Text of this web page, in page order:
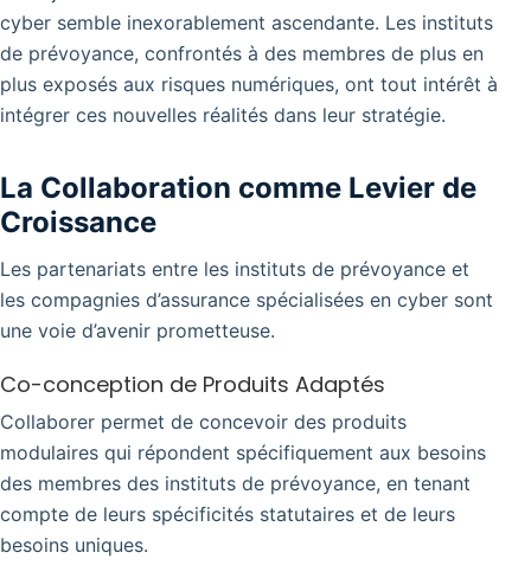
cyber semble inexorablement ascendante. Les instituts
de prévoyance, confrontés à des membres de plus en
plus exposés aux risques numériques, ont tout intérêt à
intégrer ces nouvelles réalités dans leur stratégie.
La Collaboration comme Levier de
Croissance
Les partenariats entre les instituts de prévoyance et
les compagnies d’assurance spécialisées en cyber sont
une voie d’avenir prometteuse.
Co-conception de Produits Adaptés
Collaborer permet de concevoir des produits
modulaires qui répondent spécifiquement aux besoins
des membres des instituts de prévoyance, en tenant
compte de leurs spécificités statutaires et de leurs
besoins uniques.